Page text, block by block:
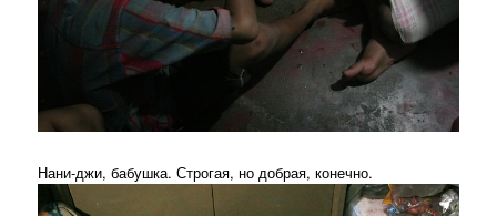
Нани-джи, бабушка. Строгая, но добрая, конечно.